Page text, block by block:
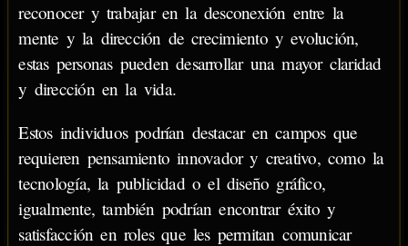
reconocer y trabajar en la desconexión entre la
mente y la dirección de crecimiento y evolución,
estas personas pueden desarrollar una mayor claridad
y dirección en la vida.
Estos individuos podrían destacar en campos que
requieren pensamiento innovador y creativo, como la
tecnología, la publicidad o el diseño gráfico,
igualmente, también podrían encontrar éxito y
satisfacción en roles que les permitan comunicar